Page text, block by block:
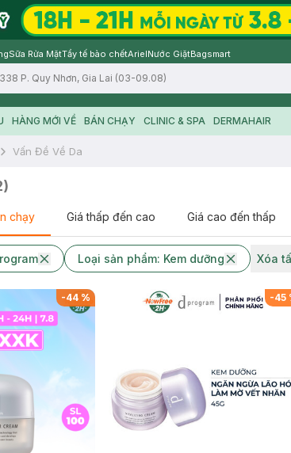
Sữa Rửa MặtTẩy tế bào chếtArielNước GiặtBagsmart
HÀNG MỚI VỀ BÁN CHẠY CLINIC & SPA DERMAHAIR
Vấn Đề Về Da
)
chạy Giá thấp đến cao Giá cao đến thấp
Loại sản phẩm: Kem dưỡng Xóa
-44% -45